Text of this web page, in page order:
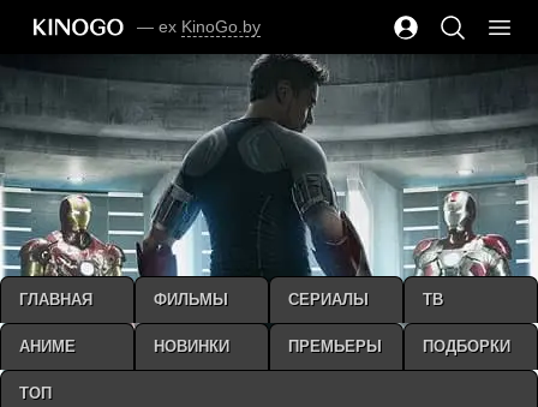
— ex KinoGo.by
ГЛАВНАЯ ФИЛЬМЫ СЕРИАЛЫ ТВ
АНИМЕ НОВИНКИ ПРЕМЬЕРЫ ПОДБОРКИ
ТОП